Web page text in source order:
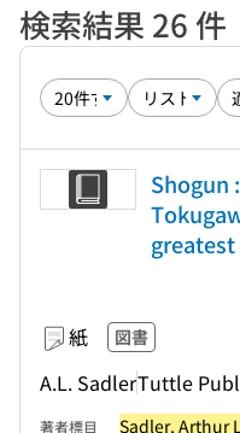
検索結果 26 件
Shogun
紙 図書
A.L. SadlerTuttle
著者標目 Sadler, Arthur